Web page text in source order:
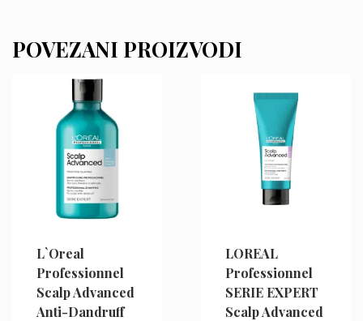
POVEZANI PROIZVODI
L`Oreal
Professionnel
Scalp Advanced
Anti-Dandruff
LOREAL
Professionnel
SERIE EXPERT
Scalp Advanced